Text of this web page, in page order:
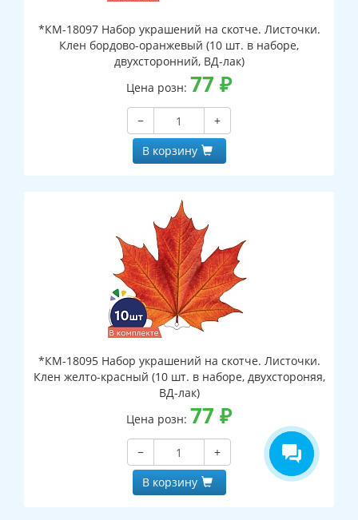
*КМ-18097 Набор украшений на скотче. Листочки.
Клен бордово-оранжевый (10 шт. в наборе,
двухсторонний, ВД-лак)
Цена розн: 77 ₽
−
+
В корзину
*КМ-18095 Набор украшений на скотче. Листочки.
Клен желто-красный (10 шт. в наборе, двухстороняя,
ВД-лак)
Цена розн: 77 ₽
−
+
В корзину